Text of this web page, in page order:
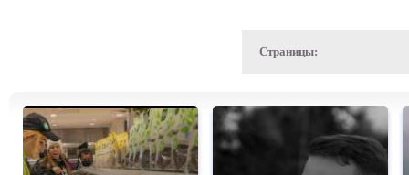
Страницы: